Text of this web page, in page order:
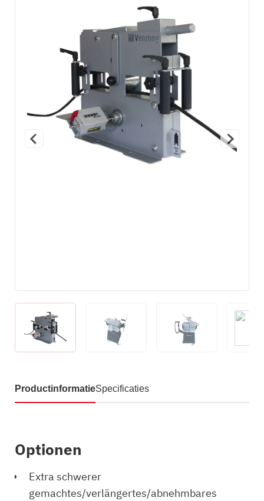
ProductinformatieSpecificaties
Optionen
Extra schwerer
gemachtes/verlängertes/abnehmbares